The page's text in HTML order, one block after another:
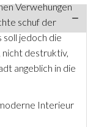
Verwehungen
schuf der
soll jedoch die
nicht destruktiv,
angeblich in die
Interieur